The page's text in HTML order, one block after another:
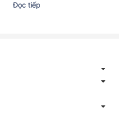
Đọc tiếp